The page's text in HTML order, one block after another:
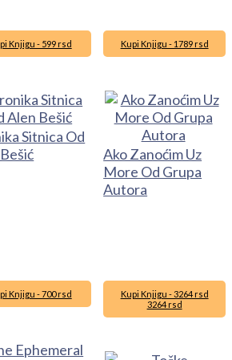
Knjigu - 599 rsd
Sitnica Od
Kupi Knjigu - 1789 rsd
Ako Zanoćim Uz
More Od Grupa
Autora
Knjigu - 700 rsd
Kupi Knjigu - 3264 rsd
3264 rsd